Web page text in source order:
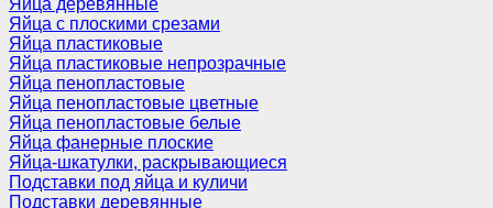
Яйца деревянные
Яйца с плоскими срезами
Яйца пластиковые
Яйца пластиковые непрозрачные
Яйца пенопластовые
Яйца пенопластовые цветные
Яйца пенопластовые белые
Яйца фанерные плоские
Яйца-шкатулки, раскрывающиеся
Подставки под яйца и куличи
Подставки деревянные